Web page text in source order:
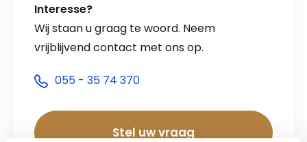
Interesse?
Wij staan u graag te woord. Neem
vrijblijvend contact met ons op.
055 - 35 74 370
Stel uw vraag